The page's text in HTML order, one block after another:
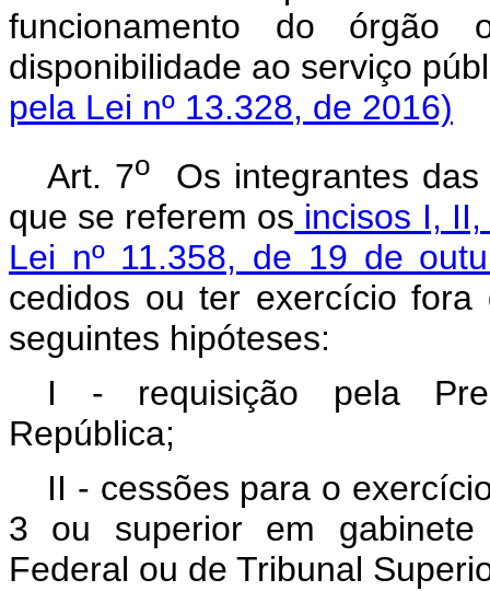
funcionamento do
disponibilidade ao serviço
pela Lei nº 13.328, de 2016)
Art. 7o
Os integrantes
que se referem os incisos I,
Lei nº 11.358, de 19 de
cedidos ou ter exercício
seguintes hipóteses:
I - requisição pela
República;
II - cessões para o
3 ou superior em
Federal ou de Tribunal